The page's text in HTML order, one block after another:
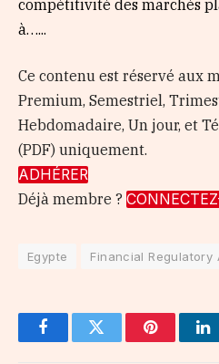
compétitivité des marchés
à…...
Ce contenu est réservé aux
Premium, Semestriel,
Hebdomadaire, Un jour, et
(PDF) uniquement.
ADHÉRER
Déjà membre ?
Egypte Financial Regulatory
FacebookTwitter Pinterest